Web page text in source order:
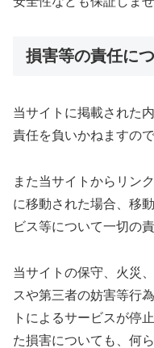
損害等の責任に
当サイトに掲載された
責任を負いかねますの
また当サイトからリン
に移動された場合、移
ビス等について一切の
当サイトの保守、火災
スや第三者の妨害等行
トによるサービスが停
た損害についても、何